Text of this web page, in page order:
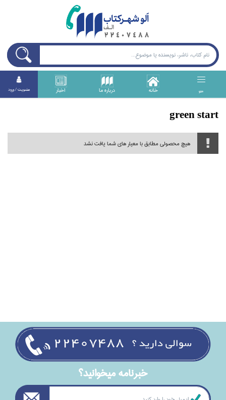
منو خانه درباره ما اخبار عضويت / ورود
green start
هیچ محصولی مطابق با معیار های شما یافت نشد
خبرنامه ميخوانيد؟